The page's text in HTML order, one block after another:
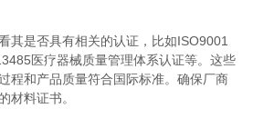
其是否具有相关的认证，比如ISO9001
医疗器械质量管理体系认证等。这些
程和产品质量符合国际标准。确保厂商
材料证书。